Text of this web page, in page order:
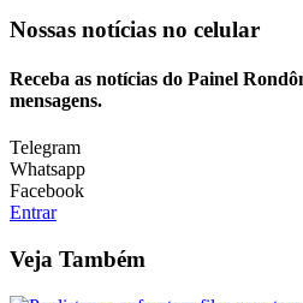
Nossas notícias no celular
Receba as notícias do Painel
mensagens.
Telegram
Whatsapp
Facebook
Entrar
Veja Também